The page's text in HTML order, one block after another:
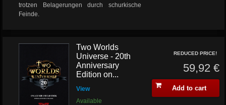
trotzen Belagerungen durch schurkische
Feinde.
Two Worlds
Universe - 20th
Anniversary
Edition on...
View
Available
REDUCED PRICE!
59,92 €
Add to cart